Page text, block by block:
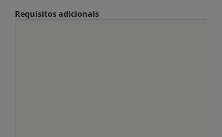
Requisitos adicionais